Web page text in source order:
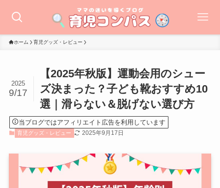
ホーム 育児グッズ・レビュー
【2025年秋版】運動会用のシュー
ズ決まった？子ども靴おすすめ10
選｜滑らない＆脱げない選び方
2025
9/17
当ブログではアフィリエイト広告を利用しています
育児グッズ・レビュー 2025年9月17日